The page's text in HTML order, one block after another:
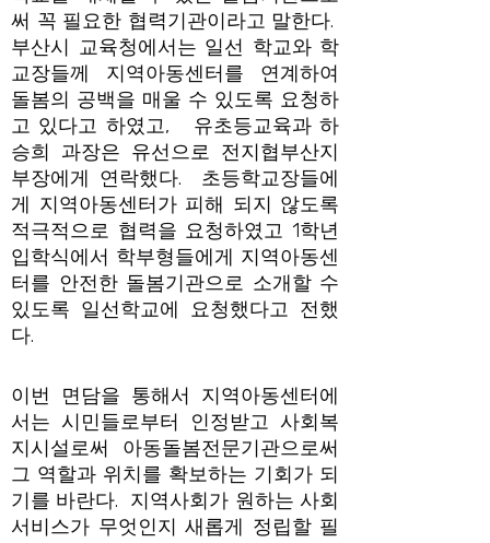
써 꼭 필요한 협력기관이라고 말한다.
부산시 교육청에서는 일선 학교와 학
교장들께 지역아동센터를 연계하여
돌봄의 공백을 매울 수 있도록 요청하
고 있다고 하였고, 유초등교육과 하
승희 과장은 유선으로 전지협부산지
부장에게 연락했다. 초등학교장들에
게 지역아동센터가 피해 되지 않도록
적극적으로 협력을 요청하였고 1학년
입학식에서 학부형들에게 지역아동센
터를 안전한 돌봄기관으로 소개할 수
있도록 일선학교에 요청했다고 전했
다.
이번 면담을 통해서 지역아동센터에
서는 시민들로부터 인정받고 사회복
지시설로써 아동돌봄전문기관으로써
그 역할과 위치를 확보하는 기회가 되
기를 바란다. 지역사회가 원하는 사회
서비스가 무엇인지 새롭게 정립할 필